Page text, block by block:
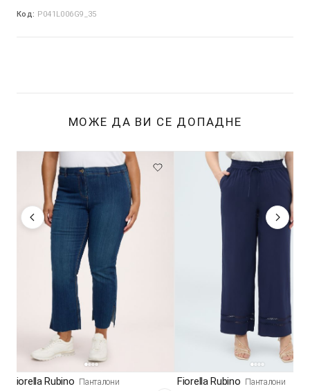
Код: P041L006G9_35
МОЖЕ ДА ВИ СЕ ДОПАДНЕ
Fiorella Rubino Панталони Fiorella Rubino Панталони